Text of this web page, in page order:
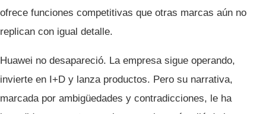
ofrece funciones competitivas que otras marcas aún no
replican con igual detalle.
Huawei no desapareció. La empresa sigue operando,
invierte en I+D y lanza productos. Pero su narrativa,
marcada por ambigüedades y contradicciones, le ha